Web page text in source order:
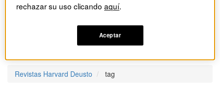
Revistas Harvard Deusto tag
rechazar su uso clicandoaquí.
Aceptar